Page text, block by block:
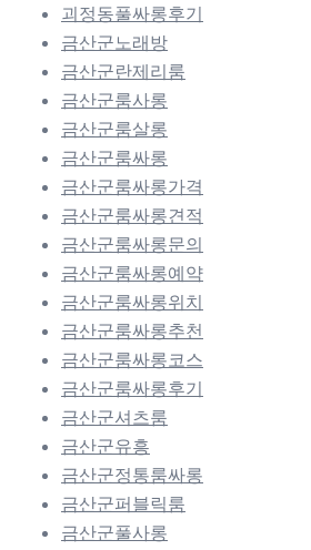
괴정동풀싸롱후기
금산군노래방
금산군란제리룸
금산군룸사롱
금산군룸살롱
금산군룸싸롱
금산군룸싸롱가격
금산군룸싸롱견적
금산군룸싸롱문의
금산군룸싸롱예약
금산군룸싸롱위치
금산군룸싸롱추천
금산군룸싸롱코스
금산군룸싸롱후기
금산군셔츠룸
금산군유흥
금산군정통룸싸롱
금산군퍼블릭룸
금산군풀사롱